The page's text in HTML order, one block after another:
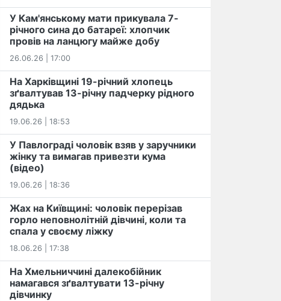
У Кам'янському мати прикувала 7-
річного сина до батареї: хлопчик
провів на ланцюгу майже добу
26.06.26 | 17:00
На Харківщині 19-річний хлопець​
️зґвалтував 13-річну падчерку рідного
дядька
19.06.26 | 18:53
У Павлограді чоловік взяв у заручники
жінку та вимагав привезти кума
(відео)
19.06.26 | 18:36
Жах на Київщині: чоловік перерізав
горло неповнолітній дівчині, коли та
спала у своєму ліжку
18.06.26 | 17:38
На Хмельниччині далекобійник
намагався зґвалтувати 13-річну
дівчинку